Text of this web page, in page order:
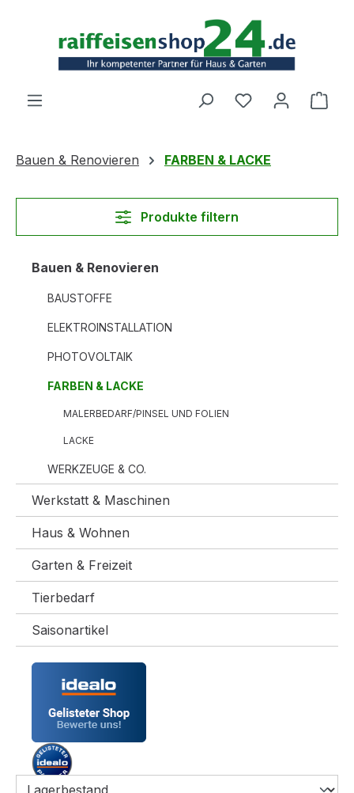
Bauen & Renovieren FARBEN & LACKE
Produkte filtern
Bauen & Renovieren
BAUSTOFFE
ELEKTROINSTALLATION
PHOTOVOLTAIK
FARBEN & LACKE
MALERBEDARF/PINSEL UND FOLIEN
LACKE
WERKZEUGE & CO.
Werkstatt & Maschinen
Haus & Wohnen
Garten & Freizeit
Tierbedarf
Saisonartikel